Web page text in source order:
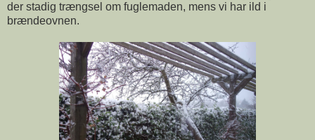
der stadig trængsel om fuglemaden, mens vi har ild i
brændeovnen.